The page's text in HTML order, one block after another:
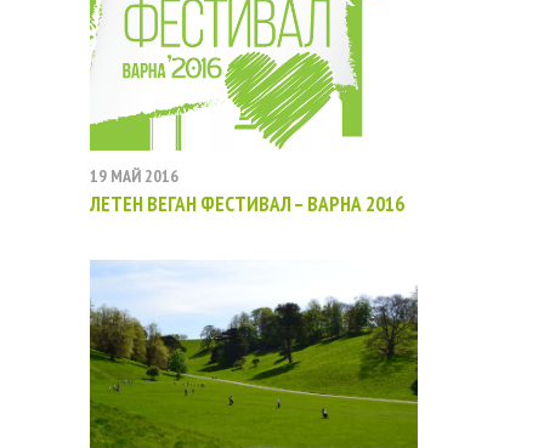
19 МАЙ 2016
ЛЕТЕН ВЕГАН ФЕСТИВАЛ – ВАРНА 2016